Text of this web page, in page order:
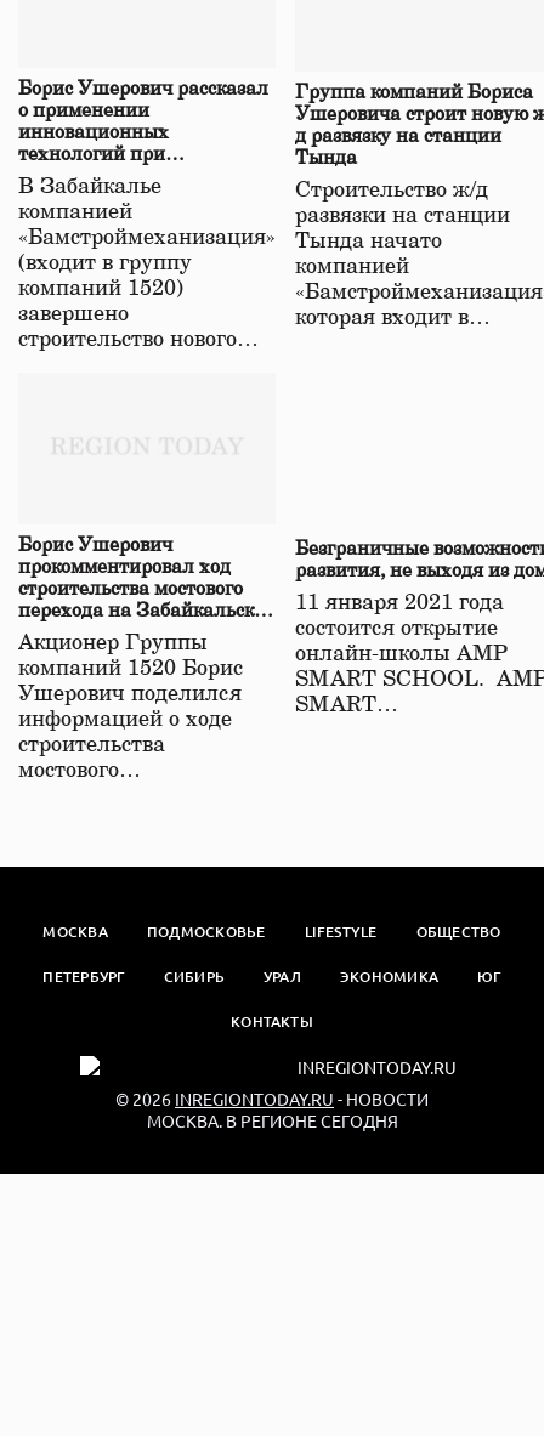
Борис Ушерович рассказал
о применении
инновационных
технологий при
строительстве нового моста
в Забайкалье
В Забайкалье
компанией
«Бамстроймеханизация»
(входит в группу
компаний 1520)
завершено
строительство нового…
Группа компаний Бориса
Ушеровича строит новую
д развязку на станции
Тында
Строительство ж/д
развязки на станции
Тында начато
компанией
которая входит в…
Борис Ушерович
прокомментировал ход
строительства мостового
перехода на Забайкальской
железной дороге
Акционер Группы
компаний 1520 Борис
Ушерович поделился
информацией о ходе
строительства
мостового…
Безграничные
развития, не выходя из
11 января 2021 года
состоится открытие
онлайн-школы АМР
SMART SCHOOL.
SMART…
МОСКВА ПОДМОСКОВЬЕ LIFESTYLE ОБЩЕСТВО
ПЕТЕРБУРГ СИБИРЬ УРАЛ ЭКОНОМИКА ЮГ
КОНТАКТЫ
© 2026 INREGIONTODAY.RU - НОВОСТИ
МОСКВА. В РЕГИОНЕ СЕГОДНЯ